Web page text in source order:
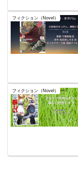
フィクション（Novel）
フィクション（Novel）